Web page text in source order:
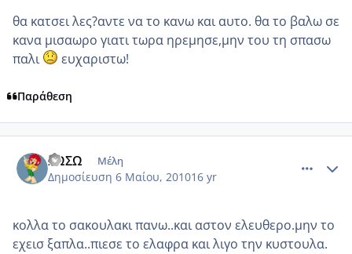
θα κατσει λες?αντε να το κανω και αυτο. θα το βαλω σε
κανα μισαωρο γιατι τωρα ηρεμησε,μην του τη σπασω
παλι
ευχαριστω!
Παράθεση
ΣΩΣΩ Μέλη
Δημοσίευση 6 Μαίου, 201016 yr
κολλα το σακουλακι πανω..και αστον ελευθερο.μην το
εχεισ ξαπλα..πιεσε το ελαφρα και λιγο την κυστουλα.